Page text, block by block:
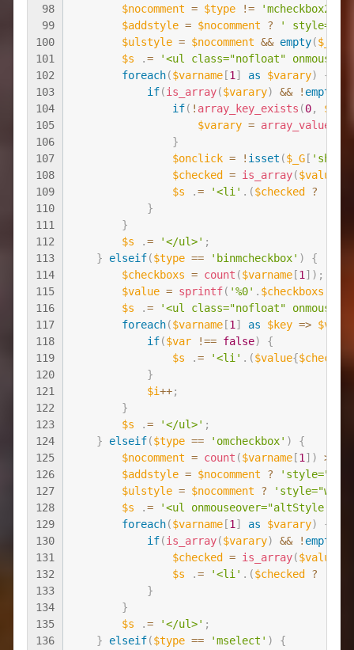
98
99
100
101
102
103
104
105
106
107
108
109
110
111
112
113
114
115
116
117
118
119
120
121
122
123
124
125
126
127
128
129
130
131
132
133
134
135
136
$nocomment = $type != 'mcheckbox2'
$addstyle = $nocomment ?
'
$ulstyle = $nocomment && empty($_G
$s
.=
'<ul class="nofloat"
foreach($varname[1 ] as $varary)
{
if(is_array($varary) && ! empty
if( ! array_key_exists (0,
$varary = array_values
}
$onclick = ! isset ($_G[
$checked
= is_array($value
$s
.= '<li' . ($checked ?
}
}
$s
.= '</ul>' ;
}
elseif($type == 'binmcheckbox' )
{
$checkboxs = count ($varname[1 ] ) ;
$value = sprintf( '%0' . $checkboxs
$s
.=
'<ul class="nofloat"
foreach($varname[1 ] as $key => $var
if($var !== false)
{
$s
.= '<li' . ($value{
}
$i++;
}
$s
.= '</ul>' ;
}
elseif($type == 'omcheckbox' )
{
$nocomment = count ($varname[1 ] ) >
$addstyle = $nocomment ?
$ulstyle = $nocomment ?
$s
.=
'<ul
foreach($varname[1 ] as $varary)
{
if(is_array($varary) && ! empty
$checked
= is_array($value
$s
.= '<li' . ($checked ?
}
}
$s
.= '</ul>' ;
}
elseif($type == 'mselect' )
{